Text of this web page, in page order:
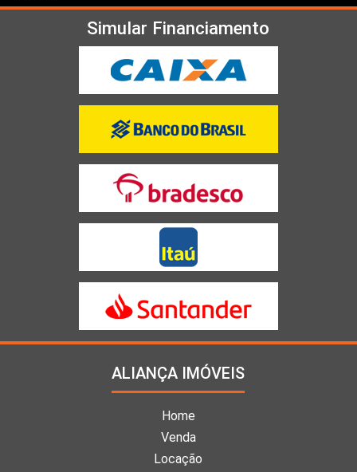
Simular Financiamento
ALIANÇA IMÓVEIS
Home
Venda
Locação